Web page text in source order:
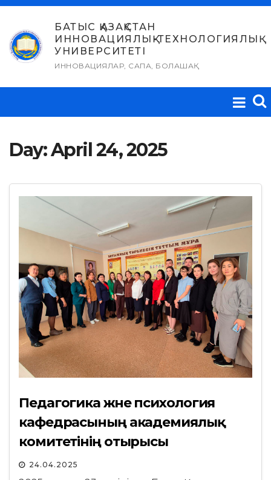
Skip
content
БАТЫС ҚАЗАҚСТАН
ИННОВАЦИЯЛЫҚ-ТЕХНОЛОГИЯЛЫҚ
УНИВЕРСИТЕТІ
ИННОВАЦИЯЛАР, САПА, БОЛАШАҚ
Day:April 24, 2025
Педагогика және психология
кафедрасының академиялық
комитетінің отырысы
24.04.2025